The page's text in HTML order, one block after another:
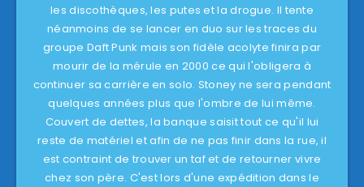
les discothèques, les putes et la drogue. Il tente
néanmoins de se lancer en duo sur les traces du
groupe Daft Punk mais son fidèle acolyte finira par
mourir de la mérule en 2000 ce qui l'obligera à
continuer sa carrière en solo. Stoney ne sera pendant
quelques années plus que l'ombre de lui même.
Couvert de dettes, la banque saisit tout ce qu'il lui
reste de matériel et afin de ne pas finir dans la rue, il
est contraint de trouver un taf et de retourner vivre
chez son père. C'est lors d'une expédition dans le